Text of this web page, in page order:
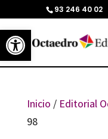
Abrir barra de
93 246 40 02
Inicio / Editorial
98